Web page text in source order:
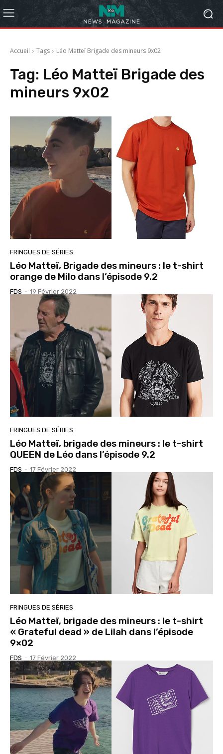
Accueil Tags Léo Matteï Brigade des mineurs 9x02
Tag: Léo Matteï Brigade des
mineurs 9x02
FRINGUES DE SÉRIES
Léo Matteï, Brigade des mineurs : le t-shirt
orange de Milo dans l’épisode 9.2
FDS - 19 Février 2022
FRINGUES DE SÉRIES
Léo Matteï, brigade des mineurs : le t-shirt
QUEEN de Léo dans l’épisode 9.2
FDS - 17 Février 2022
FRINGUES DE SÉRIES
Léo Matteï, brigade des mineurs : le t-shirt
« Grateful dead » de Lilah dans l’épisode
9×02
FDS - 17 Février 2022